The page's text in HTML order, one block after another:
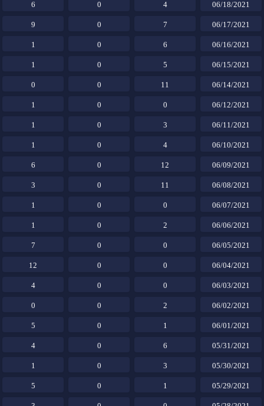
06/18/2021
4
0
6
06/17/2021
7
0
9
06/16/2021
6
0
1
06/15/2021
5
0
1
06/14/2021
11
0
0
06/12/2021
0
0
1
06/11/2021
3
0
1
06/10/2021
4
0
1
06/09/2021
12
0
6
06/08/2021
11
0
3
06/07/2021
0
0
1
06/06/2021
2
0
1
06/05/2021
0
0
7
06/04/2021
0
0
12
06/03/2021
0
0
4
06/02/2021
2
0
0
06/01/2021
1
0
5
05/31/2021
6
0
4
05/30/2021
3
0
1
05/29/2021
1
0
5